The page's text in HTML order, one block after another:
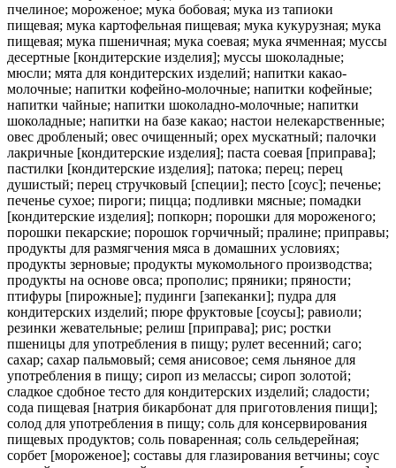
пчелиное; мороженое; мука бобовая; мука из тапиоки
пищевая; мука картофельная пищевая; мука кукурузная; мука
пищевая; мука пшеничная; мука соевая; мука ячменная; муссы
десертные [кондитерские изделия]; муссы шоколадные;
мюсли; мята для кондитерских изделий; напитки какао-
молочные; напитки кофейно-молочные; напитки кофейные;
напитки чайные; напитки шоколадно-молочные; напитки
шоколадные; напитки на базе какао; настои нелекарственные;
овес дробленый; овес очищенный; орех мускатный; палочки
лакричные [кондитерские изделия]; паста соевая [приправа];
пастилки [кондитерские изделия]; патока; перец; перец
душистый; перец стручковый [специи]; песто [соус]; печенье;
печенье сухое; пироги; пицца; подливки мясные; помадки
[кондитерские изделия]; попкорн; порошки для мороженого;
порошки пекарские; порошок горчичный; пралине; приправы;
продукты для размягчения мяса в домашних условиях;
продукты зерновые; продукты мукомольного производства;
продукты на основе овса; прополис; пряники; пряности;
птифуры [пирожные]; пудинги [запеканки]; пудра для
кондитерских изделий; пюре фруктовые [соусы]; равиоли;
резинки жевательные; релиш [приправа]; рис; ростки
пшеницы для употребления в пищу; рулет весенний; саго;
сахар; сахар пальмовый; семя анисовое; семя льняное для
употребления в пищу; сироп из мелассы; сироп золотой;
сладкое сдобное тесто для кондитерских изделий; сладости;
сода пищевая [натрия бикарбонат для приготовления пищи];
солод для употребления в пищу; соль для консервирования
пищевых продуктов; соль поваренная; соль сельдерейная;
сорбет [мороженое]; составы для глазирования ветчины; соус